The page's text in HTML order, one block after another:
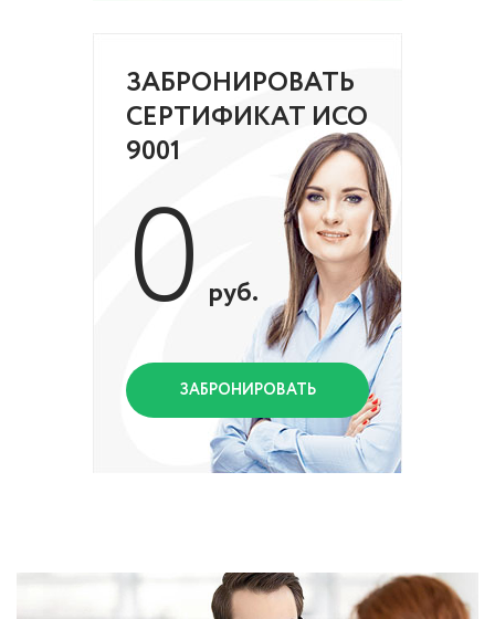
ЗАБРОНИРОВАТЬ
СЕРТИФИКАТ ИСО
9001
0 руб.
ЗАБРОНИРОВАТЬ